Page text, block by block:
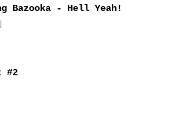
Bazooka - Hell Yeah!
#2